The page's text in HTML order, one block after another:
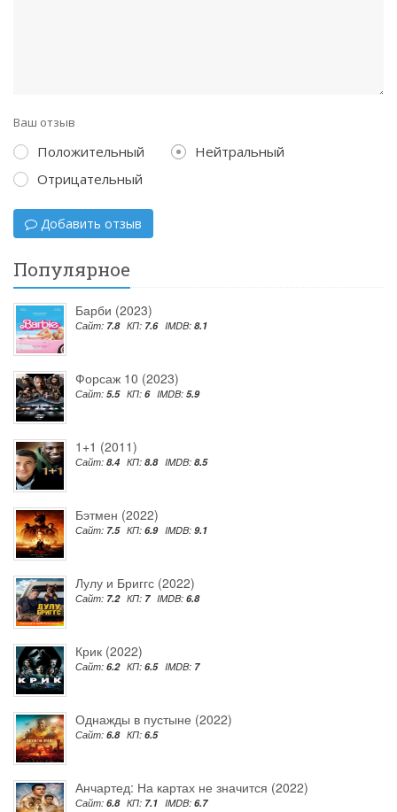
Ваш отзыв
Положительный
Нейтральный
Отрицательный
Добавить отзыв
Популярное
Барби (2023)
Сайт: 7.8 КП: 7.6 IMDB: 8.1
Форсаж 10 (2023)
Сайт: 5.5 КП: 6 IMDB: 5.9
1+1 (2011)
Сайт: 8.4 КП: 8.8 IMDB: 8.5
Бэтмен (2022)
Сайт: 7.5 КП: 6.9 IMDB: 9.1
Лулу и Бриггс (2022)
Сайт: 7.2 КП: 7 IMDB: 6.8
Крик (2022)
Сайт: 6.2 КП: 6.5 IMDB: 7
Однажды в пустыне (2022)
Сайт: 6.8 КП: 6.5
Анчартед: На картах не значится (2022)
Сайт: 6.8 КП: 7.1 IMDB: 6.7